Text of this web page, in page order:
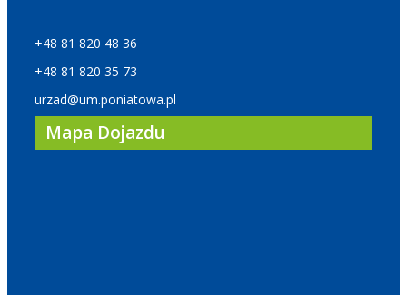
+48 81 820 48 36
+48 81 820 35 73
urzad@um.poniatowa.pl
Mapa Dojazdu